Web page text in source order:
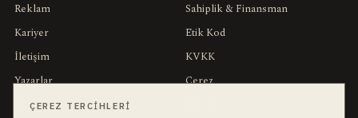
Reklam
Kariyer
İletişim
Yazarlar
Muhabirler
Sahiplik & Finansman
Etik Kod
KVKK
Çerez
ÇEREZ TERCIHLERI